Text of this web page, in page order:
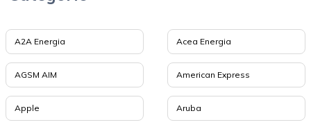
A2A Energia Acea Energia
AGSM AIM American Express
Apple Aruba